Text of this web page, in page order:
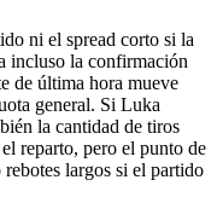
ni el spread corto si la
incluso la confirmación
de última hora mueve
general. Si Luka
la cantidad de tiros
reparto, pero el punto de
largos si el partido